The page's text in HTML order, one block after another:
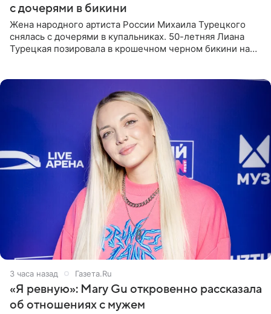
с дочерями в бикини
Жена народного артиста России Михаила Турецкого
снялась с дочерями в купальниках. 50-летняя Лиана
Турецкая позировала в крошечном черном бикини на
3 часа назад Газета.Ru
«Я ревную»: Mary Gu откровенно рассказала
об отношениях с мужем